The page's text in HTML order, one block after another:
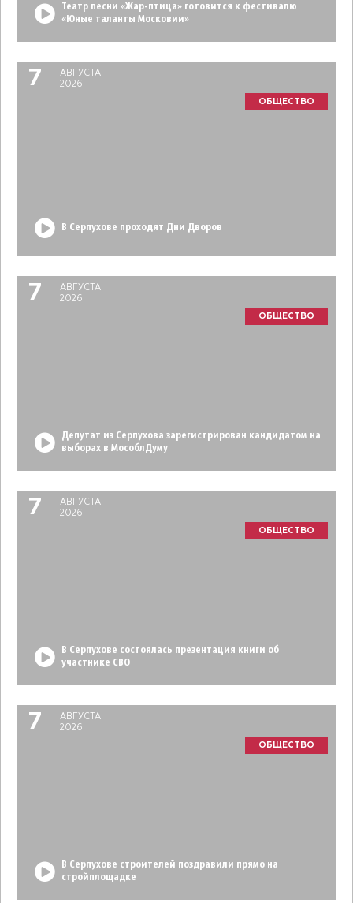
Театр песни «Жар-птица» готовится к фестивалю
«Юные таланты Московии»
7
АВГУСТА
2026
ОБЩЕСТВО
В Серпухове проходят Дни Дворов
7
АВГУСТА
2026
ОБЩЕСТВО
Депутат из Серпухова зарегистрирован кандидатом на
выборах в МособлДуму
7
АВГУСТА
2026
ОБЩЕСТВО
В Серпухове состоялась презентация книги об
участнике СВО
7
АВГУСТА
2026
ОБЩЕСТВО
В Серпухове строителей поздравили прямо на
стройплощадке